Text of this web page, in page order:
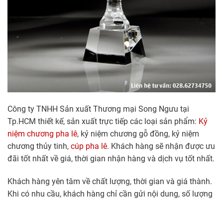
Công ty TNHH Sản xuất Thương mại Song Ngưu tại
Tp.HCM thiết kế, sản xuất trực tiếp các loại sản phẩm: Kỷ
niệm chương pha lê, kỷ niệm chương gỗ đồng, kỷ niệm
chương thủy tinh, cúp pha lê. Khách hàng sẽ nhận được ưu
đãi tốt nhất về giá, thời gian nhận hàng và dịch vụ tốt nhất.
Khách hàng yên tâm về chất lượng, thời gian và giá thành.
Khi có nhu cầu, khách hàng chỉ cần gửi nội dung, số lượng